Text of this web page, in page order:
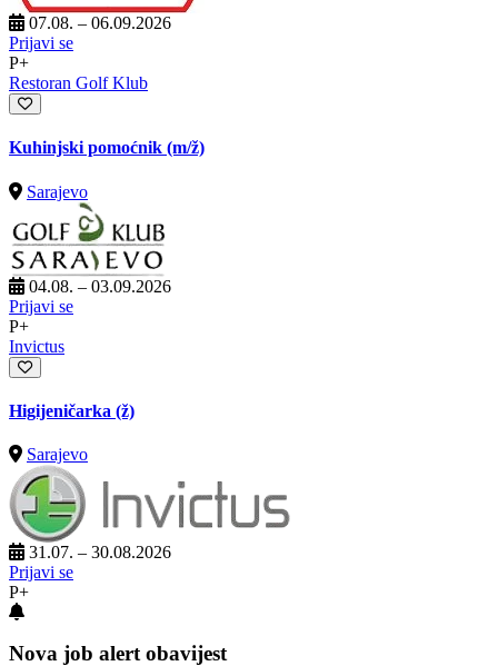
07.08. – 06.09.2026
Prijavi se
P+
Restoran Golf Klub
Kuhinjski pomoćnik (m/ž)
Sarajevo
04.08. – 03.09.2026
Prijavi se
P+
Invictus
Higijeničarka (ž)
Sarajevo
31.07. – 30.08.2026
Prijavi se
P+
Nova job alert obavijest